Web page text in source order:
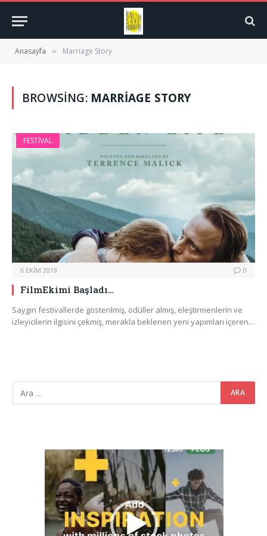
Anasayfa » Marriage Story
BROWSING: MARRIAGE STORY
FESTIVAL
6 EKIM 2019 0
FilmEkimi Başladı…
Saygın festivallerde gösterilmiş, ödüller almış, eleştirmenlerin ve
izleyicilerin ilgisini çekmiş, merakla beklenen yeni yapımları içeren…
Video
oynatıcı